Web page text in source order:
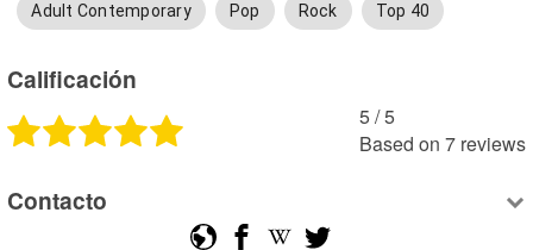
Adult Contemporary Pop Rock Top 40
Calificación
5 /5
Based on 7 reviews
Contacto